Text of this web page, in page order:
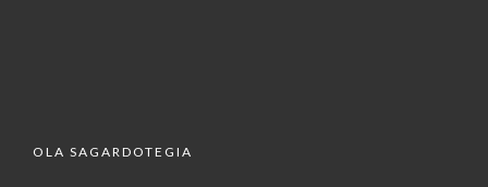
OLA SAGARDOTEGIA